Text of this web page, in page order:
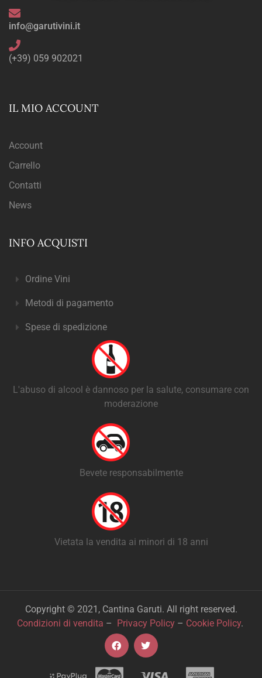
info@garutivini.it
(+39) 059 902021
IL MIO ACCOUNT
Account
Carrello
Contatti
News
INFO ACQUISTI
Ordine Vini
Metodi di pagamento
Spese di spedizione
L'abuso di alcool è dannoso per la salute, consumare con
moderazione
Bevete responsabilmente
Vietata la vendita ai minori di 18 anni
Copyright © 2021, Cantina Garuti. All right reserved.
Condizioni di vendita – Privacy Policy– Cookie Policy.